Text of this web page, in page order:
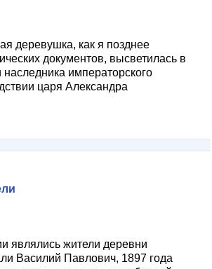
деревушка, как я позднее
документов, высветилась в
наследника императорского
царя Александра
являлись жители деревни
Василий Павлович, 1897 года